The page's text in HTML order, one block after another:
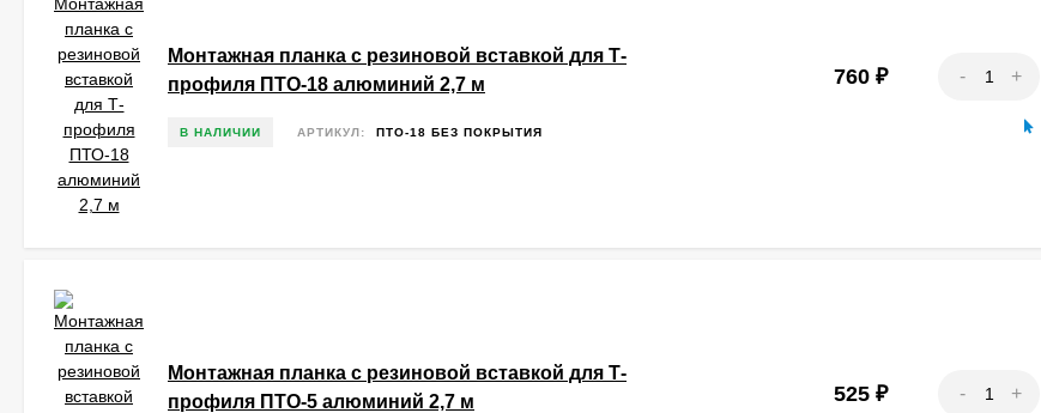
Монтажная планка с резиновой вставкой для Т-
профиля ПТО-18 алюминий 2,7 м
В НАЛИЧИИ АРТИКУЛ: ПТО-18 БЕЗ ПОКРЫТИЯ
760 ₽ - +
Монтажная планка с резиновой вставкой для Т-
профиля ПТО-5 алюминий 2,7 м
525 ₽ - +